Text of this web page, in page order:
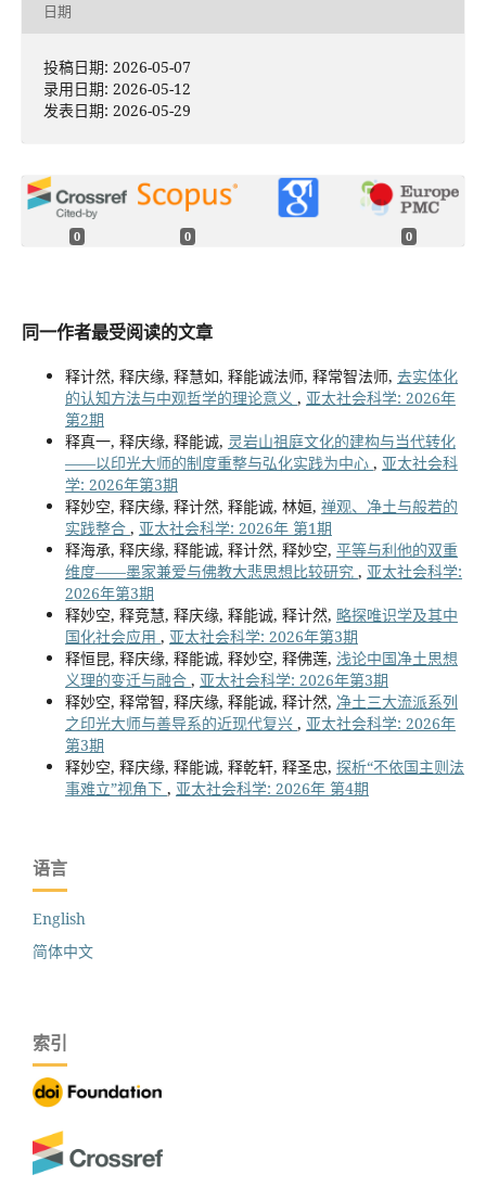
日期
投稿日期: 2026-05-07
录用日期: 2026-05-12
发表日期: 2026-05-29
0 0 0
同一作者最受阅读的文章
释计然, 释庆缘, 释慧如, 释能诚法师, 释常智法师, 去实体化
的认知方法与中观哲学的理论意义 , 亚太社会科学: 2026年
第2期
释真一, 释庆缘, 释能诚, 灵岩山祖庭文化的建构与当代转化
——以印光大师的制度重整与弘化实践为中心 , 亚太社会科
学: 2026年第3期
释妙空, 释庆缘, 释计然, 释能诚, 林姮, 禅观、净土与般若的
实践整合 , 亚太社会科学: 2026年 第1期
释海承, 释庆缘, 释能诚, 释计然, 释妙空, 平等与利他的双重
维度——墨家兼爱与佛教大悲思想比较研究 , 亚太社会科学:
2026年第3期
释妙空, 释竞慧, 释庆缘, 释能诚, 释计然, 略探唯识学及其中
国化社会应用 , 亚太社会科学: 2026年第3期
释恒昆, 释庆缘, 释能诚, 释妙空, 释佛莲, 浅论中国净土思想
义理的变迁与融合 , 亚太社会科学: 2026年第3期
释妙空, 释常智, 释庆缘, 释能诚, 释计然, 净土三大流派系列
之印光大师与善导系的近现代复兴 , 亚太社会科学: 2026年
第3期
释妙空, 释庆缘, 释能诚, 释乾轩, 释圣忠, 探析“不依国主则法
事难立”视角下 , 亚太社会科学: 2026年 第4期
语言
English
简体中文
索引